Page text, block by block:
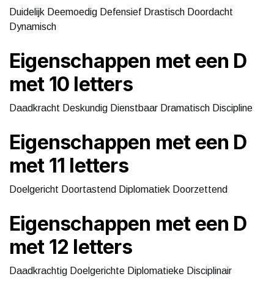
Duidelijk Deemoedig Defensief Drastisch Doordacht
Dynamisch
Eigenschappen met een D
met 10 letters
Daadkracht Deskundig Dienstbaar Dramatisch Discipline
Eigenschappen met een D
met 11 letters
Doelgericht Doortastend Diplomatiek Doorzettend
Eigenschappen met een D
met 12 letters
Daadkrachtig Doelgerichte Diplomatieke Disciplinair